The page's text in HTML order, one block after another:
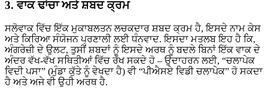
3. ਵਾਕ ਢਾਂਚਾ ਅਤੇ ਸ਼ਬਦ ਕ੍ਰਮ
ਸਲੋਵਾਕ ਵਿੱਚ ਇੱਕ ਮੁਕਾਬਲਤਨ ਲਚਕਦਾਰ ਸ਼ਬਦ ਕ੍ਰਮ ਹੈ, ਇਸਦੇ ਨਾਮ ਕੇਸ
ਅਤੇ ਕਿਰਿਆ ਸੰਯੋਜਨ ਪ੍ਰਣਾਲੀ ਲਈ ਧੰਨਵਾਦ. ਇਸਦਾ ਮਤਲਬ ਇਹ ਹੈ ਕਿ,
ਅੰਗਰੇਜ਼ੀ ਦੇ ਉਲਟ, ਤੁਸੀਂ ਸ਼ਬਦਾਂ ਨੂੰ ਇਸਦੇ ਅਰਥ ਨੂੰ ਬਦਲੇ ਬਿਨਾਂ ਇੱਕ ਵਾਕ ਦੇ
ਅੰਦਰ ਵੱਖ-ਵੱਖ ਸਥਿਤੀਆਂ ਵਿੱਚ ਰੱਖ ਸਕਦੇ ਹੋ – ਉਦਾਹਰਨ ਲਈ, “ਚਲਾਪੇਕ
ਵਿਦੀ ਪਸਾ” (ਮੁੰਡਾ ਕੁੱਤੇ ਨੂੰ ਵੇਖਦਾ ਹੈ) ਵੀ “ਪੀਐਸਏ ਵਿਡੀ ਚਲਾਪੇਕ” ਹੋ ਸਕਦਾ
ਹੈ ਅਤੇ ਅਜੇ ਵੀ ਉਹੀ ਅਰਥ ਹੈ.